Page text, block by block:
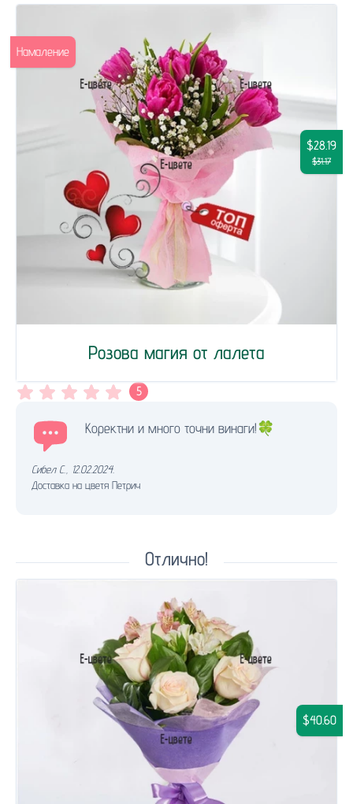
Розова магия от лалета
$28.19
$31.17
Намаление
5
Коректни и много точни винаги!🍀
Сибел С.
12.02.2024.
Доставка на цветя Петрич
Отлично!
$40.60